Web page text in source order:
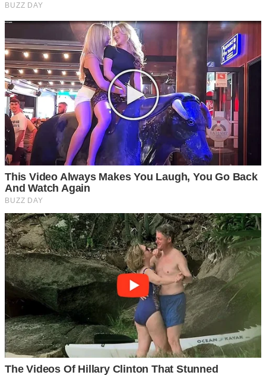
นำผักที่เตรียมไว้ อาจเป็นผักชีที่ล้างน้ำสะอาดแล้ว ตากแดดผึ่ง
ลมให้แห้งดี นำใส่ลงในขวดพลาสติกแล้วใช้ฝากครอบปิดเอาไว้
จะช่วยรั ก ษ าความสดใหม่ของผักสวนครัวเอาไว้ได้นานยิ่งกว่า
เดิม โดยสามารถเก็บเอาไว้ได้นานกว่าครึ่งเดือนเลยทีเดียว
นอกจากผักชีแล้วยังสามารถเก็บ ต้นหอม ตะไคร้ มะนาว
กระชาย และผักชนิดต่างๆอีกหลาย อ ย่ า ง ก็สามารถใช้วิธีเก็บ
นี้ได้เช่นกัน